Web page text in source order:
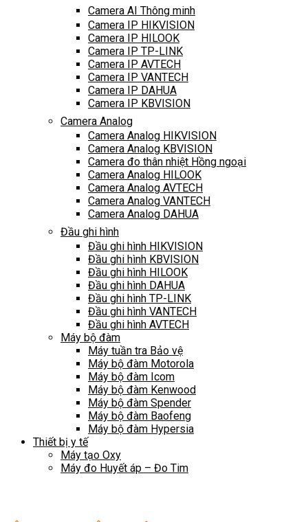
Camera AI Thông minh
Camera IP HIKVISION
Camera IP HILOOK
Camera IP TP-LINK
Camera IP AVTECH
Camera IP VANTECH
Camera IP DAHUA
Camera IP KBVISION
Camera Analog
Camera Analog HIKVISION
Camera Analog KBVISION
Camera đo thân nhiệt Hồng ngoại
Camera Analog HILOOK
Camera Analog AVTECH
Camera Analog VANTECH
Camera Analog DAHUA
Đầu ghi hình
Đầu ghi hình HIKVISION
Đầu ghi hình KBVISION
Đầu ghi hình HILOOK
Đầu ghi hình DAHUA
Đầu ghi hình TP-LINK
Đầu ghi hình VANTECH
Đầu ghi hình AVTECH
Máy bộ đàm
Máy tuần tra Bảo vệ
Máy bộ đàm Motorola
Máy bộ đàm Icom
Máy bộ đàm Kenwood
Máy bộ đàm Spender
Máy bộ đàm Baofeng
Máy bộ đàm Hypersia
Thiết bị y tế
Máy tạo Oxy
Máy đo Huyết áp – Đo Tim